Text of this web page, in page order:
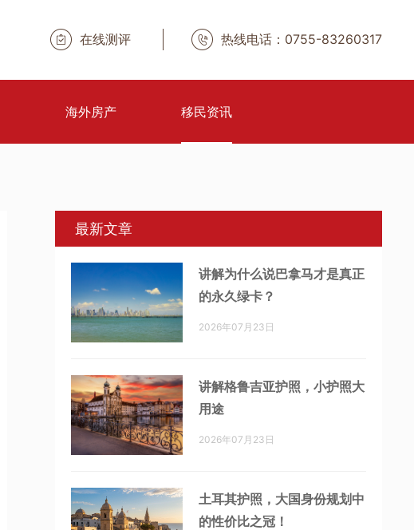
在线测评 热线电话：0755-83260317
海外房产 移民资讯
最新文章
讲解为什么说巴拿马才是真正
的永久绿卡？
2026年07月23日
讲解格鲁吉亚护照，小护照大
用途
2026年07月23日
土耳其护照，大国身份规划中
的性价比之冠！